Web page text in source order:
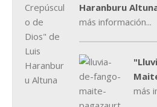
Haranburu
más información...
más